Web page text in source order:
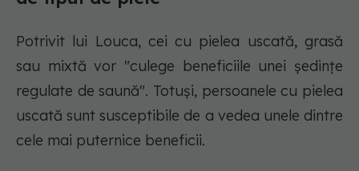
Potrivit lui Louca, cei cu pielea uscată, grasă
sau mixtă vor "culege beneficiile unei ședințe
regulate de saună". Totuși, persoanele cu pielea
uscată sunt susceptibile de a vedea unele dintre
cele mai puternice beneficii.